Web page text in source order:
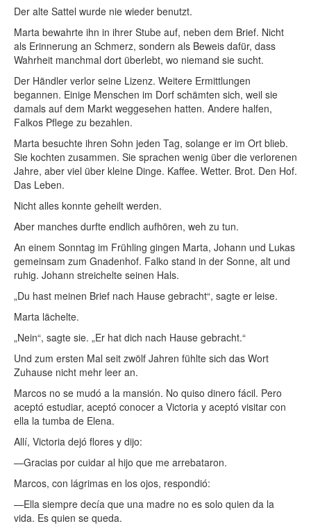
Der alte Sattel wurde nie wieder benutzt.
Marta bewahrte ihn in ihrer Stube auf, neben dem Brief. Nicht
als Erinnerung an Schmerz, sondern als Beweis dafür, dass
Wahrheit manchmal dort überlebt, wo niemand sie sucht.
Der Händler verlor seine Lizenz. Weitere Ermittlungen
begannen. Einige Menschen im Dorf schämten sich, weil sie
damals auf dem Markt weggesehen hatten. Andere halfen,
Falkos Pflege zu bezahlen.
Marta besuchte ihren Sohn jeden Tag, solange er im Ort blieb.
Sie kochten zusammen. Sie sprachen wenig über die verlorenen
Jahre, aber viel über kleine Dinge. Kaffee. Wetter. Brot. Den Hof.
Das Leben.
Nicht alles konnte geheilt werden.
Aber manches durfte endlich aufhören, weh zu tun.
An einem Sonntag im Frühling gingen Marta, Johann und Lukas
gemeinsam zum Gnadenhof. Falko stand in der Sonne, alt und
ruhig. Johann streichelte seinen Hals.
„Du hast meinen Brief nach Hause gebracht“, sagte er leise.
Marta lächelte.
„Nein“, sagte sie. „Er hat dich nach Hause gebracht.“
Und zum ersten Mal seit zwölf Jahren fühlte sich das Wort
Zuhause nicht mehr leer an.
Marcos no se mudó a la mansión. No quiso dinero fácil. Pero
aceptó estudiar, aceptó conocer a Victoria y aceptó visitar con
ella la tumba de Elena.
Allí, Victoria dejó flores y dijo:
—Gracias por cuidar al hijo que me arrebataron.
Marcos, con lágrimas en los ojos, respondió:
—Ella siempre decía que una madre no es solo quien da la
vida. Es quien se queda.